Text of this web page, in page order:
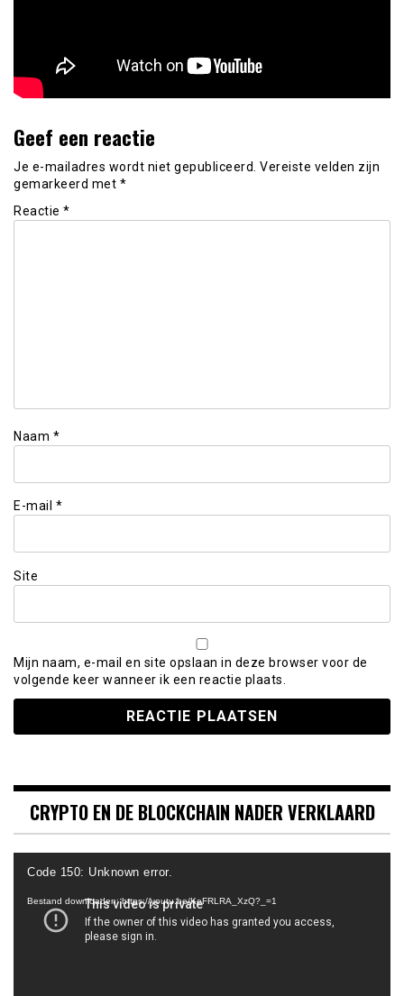
Geef een reactie
Je e-mailadres wordt niet gepubliceerd. Vereiste velden zijn
gemarkeerd met *
Reactie *
Naam *
E-mail *
Site
Mijn naam, e-mail en site opslaan in deze browser voor de
volgende keer wanneer ik een reactie plaats.
CRYPTO EN DE BLOCKCHAIN NADER VERKLAARD
Videospeler
Code 150: Unknown error.
Bestand downloaden: https://youtu.be/KeFRLRA_XzQ?_=1